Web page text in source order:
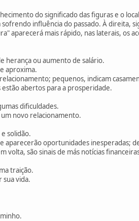
do significado das figuras e o
influência do passado. À direita,
aparecerá mais rápido, nas laterais, os
herança ou aumento de salário.
aproxima.
pequenos, indicam
estão abertos para a prosperidade.
dificuldades.
novo relacionamento.
solidão.
aparecerão oportunidades inesperadas;
volta, são sinais de más notícias
traição.
sua vida.